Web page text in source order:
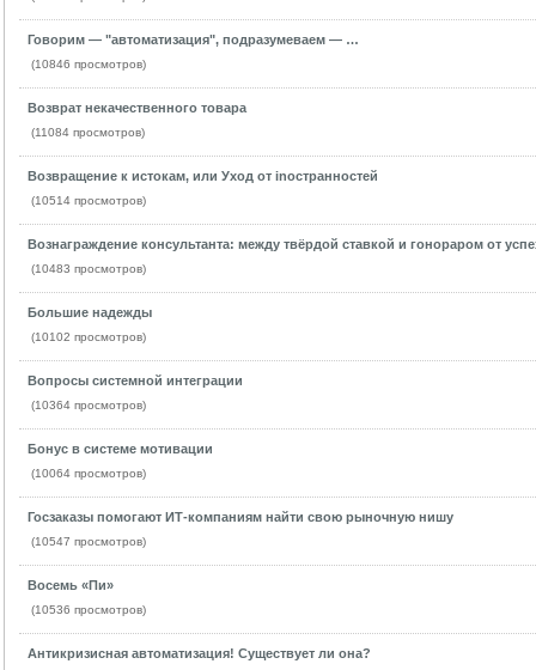
Говорим — "автоматизация", подразумеваем — …
(10846 просмотров)
Возврат некачественного товара
(11084 просмотров)
Возвращение к истокам, или Уход от inoстранностей
(10514 просмотров)
Вознаграждение консультанта: между твёрдой ставкой и гонораром от
(10483 просмотров)
Большие надежды
(10102 просмотров)
Вопросы системной интеграции
(10364 просмотров)
Бонус в системе мотивации
(10064 просмотров)
Госзаказы помогают ИТ-компаниям найти свою рыночную нишу
(10547 просмотров)
Восемь «Пи»
(10536 просмотров)
Антикризисная автоматизация! Существует ли она?